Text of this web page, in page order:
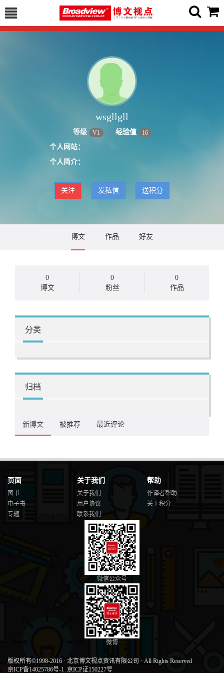
wsgllgll
等级 V1 经验值 16
个人网站：
个人简介：
关注 发私信 送积分
博文 作品 好友
0
博文
0
粉丝
0
作品
分类
归档
新博文 被推荐 最近评论
页面
图书
电子书
专题
关于我们
关于我们
用户协议
联系我们
帮助
作译者帮助
关于积分
微信公众号
微博
版权所有©1998-2016 · 北京博文视点资讯有限公司 · All Rights Reserved
京ICP备14025786号-1 京ICP证150227号